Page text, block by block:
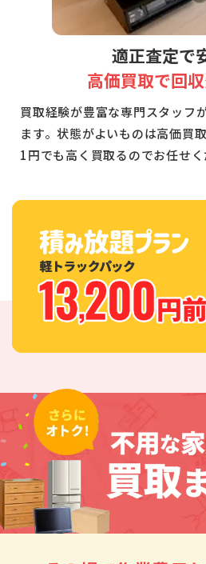
適正査定で
高価買取で回
買取経験が豊富な専門スタッフ
ます。状態がよいものは高価買
1円でも高く買取るのでお任せく